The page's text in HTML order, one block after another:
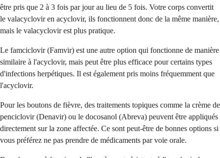
être pris que 2 à 3 fois par jour au lieu de 5 fois. Votre corps convertit
le valacyclovir en acyclovir, ils fonctionnent donc de la même manière,
mais le valacyclovir est plus pratique.
Le famciclovir (Famvir) est une autre option qui fonctionne de manière
similaire à l'acyclovir, mais peut être plus efficace pour certains types
d'infections herpétiques. Il est également pris moins fréquemment que
l'acyclovir.
Pour les boutons de fièvre, des traitements topiques comme la crème de
penciclovir (Denavir) ou le docosanol (Abreva) peuvent être appliqués
directement sur la zone affectée. Ce sont peut-être de bonnes options si
vous préférez ne pas prendre de médicaments par voie orale.